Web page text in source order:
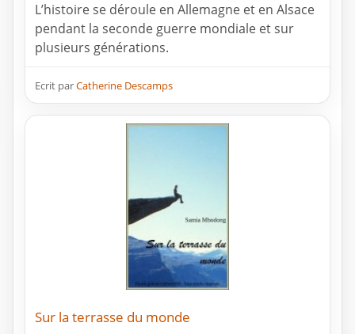
L’histoire se déroule en Allemagne et en Alsace
pendant la seconde guerre mondiale et sur
plusieurs générations.
Ecrit parCatherine Descamps
Sur la terrasse du monde